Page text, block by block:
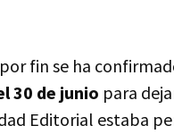
fin se ha
30 de junio para
Editorial estaba